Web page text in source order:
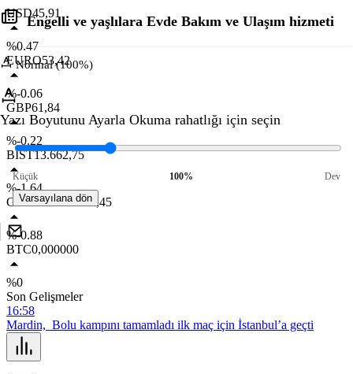
USD45,91
%0.47
EURO53,42
%-0.06
GBP61,84
%-0.22
BIST13.662,75
%-1.64
GR. ALTIN6.658,45
%-0.88
BTC0,000000
%0
Son Gelişmeler
16:58
Mardin, Bolu kampını tamamladı ilk maç için İstanbul’a geçti
16:47
Büyükşehir Belediyesinden Okullarda Yaz Mesaisi
Engelli ve yaşlılara Evde Bakım ve Ulaşım hizmeti
Normal (100%)
Yazı Boyutunu Ayarla Okuma rahatlığı için seçin
Küçük 100% Dev
Varsayılana dön